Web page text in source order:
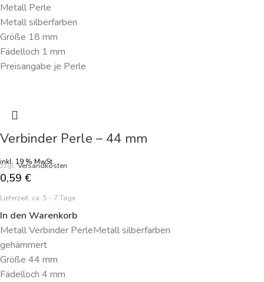
Metall Perle
Metall silberfarben
Größe 18 mm
Fädelloch 1 mm
Preisangabe je Perle
Verbinder Perle – 44 mm
inkl. 19 % MwSt.
zzgl.Versandkosten
0,59 €
Lieferzeit: ca. 5 - 7 Tage
In den Warenkorb
Metall Verbinder PerleMetall silberfarben
gehämmert
Größe 44 mm
Fädelloch 4 mm